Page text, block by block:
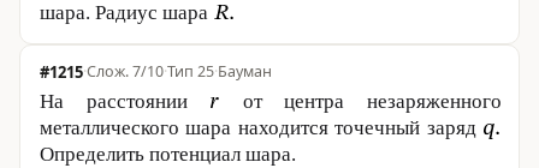
шара. Радиус шара
#1215· 7/10·Тип 25·Бауман
На расстоянии
от центра незаряженного
металлического шара находится точечный заряд
Определить потенциал шара.